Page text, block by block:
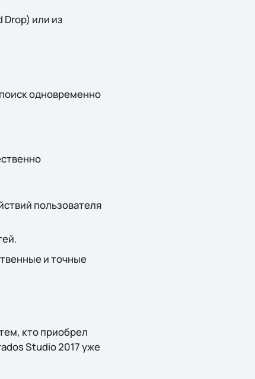
или из
одновременно
пользователя
и точные
кто приобрел
Studio 2017 уже